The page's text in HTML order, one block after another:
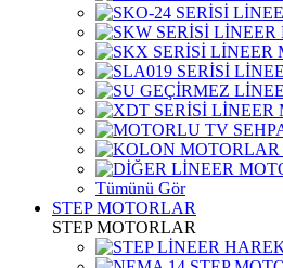
Tümünü Gör
STEP MOTORLAR
STEP MOTORLAR